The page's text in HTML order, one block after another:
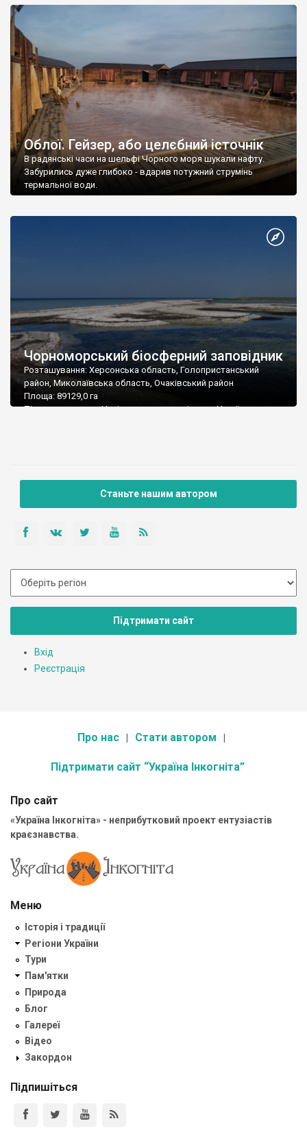
Облої. Гейзер, або целєбний істочнік
В радянські часи на шельфі Чорного моря шукали нафту.
Забурились дуже глибоко - вдарив потужний струмінь
термальної води.
Чорноморський біосферний заповідник
Розташування: Херсонська область, Голопристанський
район, Миколаївська область, Очаківський район
Площа: 89129,0 га
Підпорядкування: Національна академія наук України
Станьте нашим автором
Підтримати сайт
Вхід
Реєстрація
Про нас Стати автором
Підтримати сайт “Україна Інкогніта”
Про сайт
«Україна Інкогніта» - неприбутковий проект ентузіастів
краєзнавства.
Меню
Історія і традиції
Регіони України
Тури
Пам'ятки
Природа
Блог
Галереї
Відео
Закордон
Підпишіться